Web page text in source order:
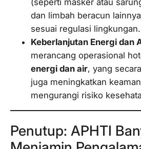
dan limbah beracun
sesuai regulasi lingkungan.
Keberlanjutan Energi dan
merancang operasional
energi dan air, yang
juga meningkatkan
mengurangi risiko
Penutup: APHTI